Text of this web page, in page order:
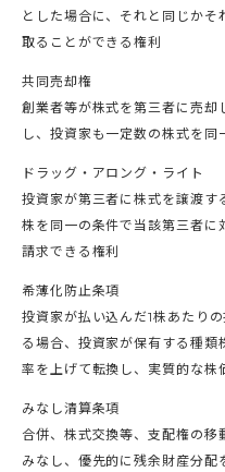
とした場合に、それと同じか
取ることができる権利
共同売却権
創業者等が株式を第三者に売却
し、投資家も一定数の株式を同
ドラッグ・アロング・ライト
投資家が第三者に株式を譲渡す
株を同一の条件で当該第三者に
請求できる権利
希薄化防止条項
投資家が払い込んだ1株あたり
る場合、投資家が保有する種
率を上げて転換し、実質的な株
みなし清算条項
合併、株式交換等、支配権の移
みなし、優先的に残余財産分